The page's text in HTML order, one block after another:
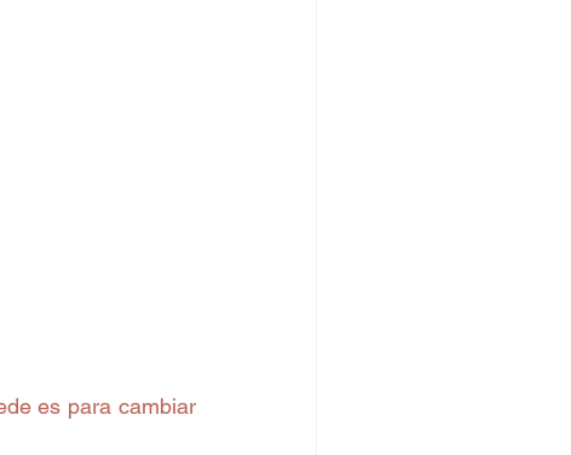
es para cambiar